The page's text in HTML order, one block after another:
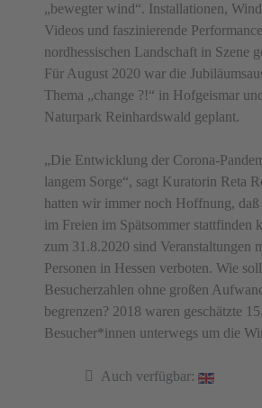
„bewegter wind“. Installationen,
Videos und faszinierende
nordhessischen Landschaft in Szene
Für August 2020 war die
Thema „change ?!“ in Hofgeismar
Naturpark Reinhardswald geplant.
„Die Entwicklung der Corona-
langem Sorge“, sagt Kuratorin Reta
hatten wir immer noch Hoffnung, daß
im Freien im Spätsommer stattfinden
zum 31.8.2020 sind Veranstaltungen
Personen in Hessen verboten. Wie
Besucherzahlen ohne großen
begrenzen? 2018 waren geschätzte
Besucher*innen unterwegs um die
Auch verfügbar: